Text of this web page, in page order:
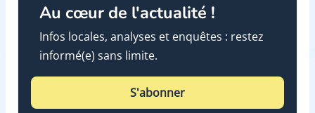
Au cœur de l'actualité !
Infos locales, analyses et enquêtes : restez
informé(e) sans limite.
S'abonner